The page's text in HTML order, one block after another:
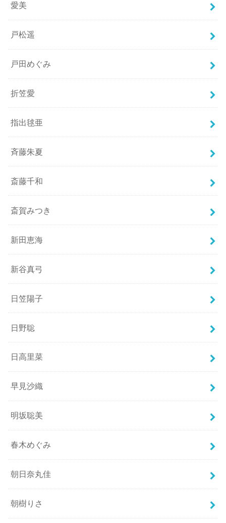
愛美
戸松遥
戸田めぐみ
折笠愛
指出毬亜
斉藤朱夏
斎藤千和
斎賀みつき
新田恵海
新谷真弓
日笠陽子
日野聡
日高里菜
早見沙織
明坂聡美
春木めぐみ
朝日奈丸佳
朝樹りさ